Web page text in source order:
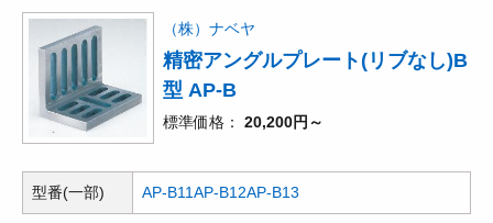
（株）ナベヤ
精密アングルプレート(リブなし)B
型 AP-B
標準価格 20,200円～
型番(一部) AP-B11AP-B12AP-B13